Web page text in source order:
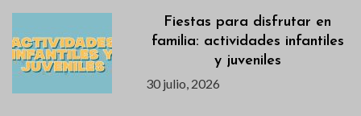
Fiestas para disfrutar en
familia: actividades infantiles
y juveniles
30 julio, 2026